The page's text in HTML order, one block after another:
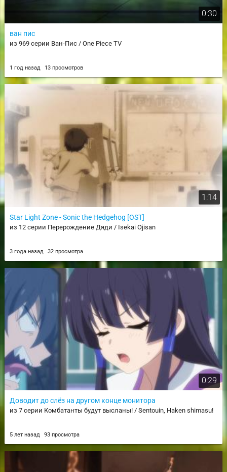
0:30
ван пис
из 969 серии Ван-Пис / One Piece TV
1 год назад 13 просмотров
1:14
Star Light Zone - Sonic the Hedgehog [OST]
из 12 серии Перерождение Дяди / Isekai Ojisan
3 года назад 32 просмотра
0:29
Доводит до слёз на другом конце монитора
из 7 серии Комбатанты будут высланы! / Sentouin, Haken shimasu!
5 лет назад 93 просмотра